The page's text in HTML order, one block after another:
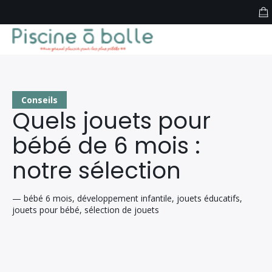
Conseils
Quels jouets pour
bébé de 6 mois :
notre sélection
— bébé 6 mois, développement infantile, jouets éducatifs,
jouets pour bébé, sélection de jouets
PISCINE A BALLES PAR MARQUE
PISCINE A BOULES PAR FORME
NOTRE BLOG
Produits
Forum